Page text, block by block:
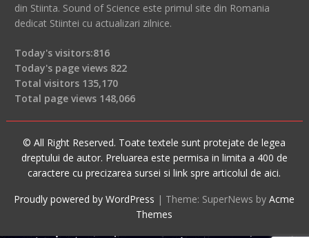
din Stiinta. Sound of Science este primul site din Romania
dedicat Stiintei cu actualizari zilnice.
Today's visitors:816
Today's page views 822
Total visitors 135,170
Total page views 148,066
© All Right Reserved. Toate textele sunt protejate de legea
dreptului de autor. Preluarea este permisa in limita a 400 de
caractere cu precizarea sursei si link spre articolul de aici.
Proudly powered by WordPress | Theme: SuperNews byAcme
Themes